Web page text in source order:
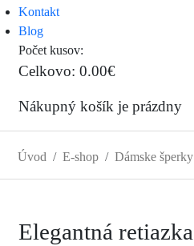
Kontakt
Blog
Počet kusov:
Celkovo: 0.00€
Nákupný košík je prázdny
Úvod E-shop Dámske šperky
Elegantná retiazka